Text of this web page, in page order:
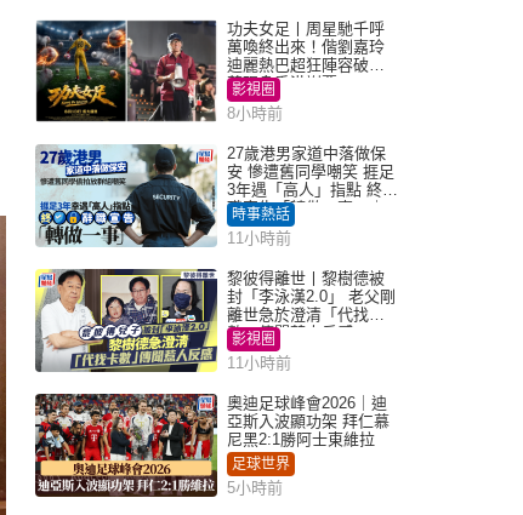
功夫女足丨周星馳千呼
萬喚終出來！偕劉嘉玲
迪麗熱巴超狂陣容破天
荒現身香港謝票
影視圈
8小時前
27歲港男家道中落做保
安 慘遭舊同學嘲笑 捱足
3年遇「高人」指點 終辭
職宣告「轉做一事」｜
Juicy叮
時事熱話
11小時前
黎彼得離世丨黎樹德被
封「李泳漢2.0」 老父剛
離世急於澄清「代找卡
數」傳聞惹人反感
影視圈
11小時前
奧迪足球峰會2026｜迪
亞斯入波顯功架 拜仁慕
尼黑2:1勝阿士東維拉
足球世界
5小時前